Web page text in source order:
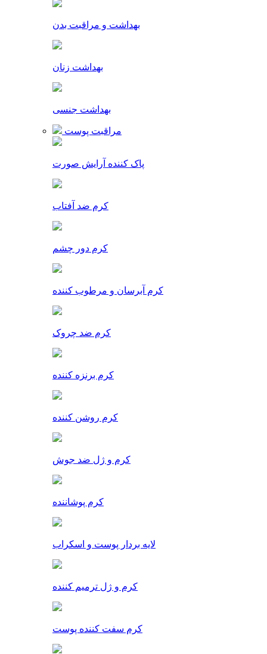
بهداشت و مراقبت بدن
بهداشت زنان
بهداشت جنسی
مراقبت پوست
پاک کننده آرایش صورت
کرم ضد آفتاب
کرم دور چشم
کرم آبرسان و مرطوب کننده
کرم ضد چروک
کرم برنزه کننده
کرم روشن کننده
کرم و ژل ضد جوش
کرم پوشاننده
لایه بردار پوست و اسکراب
کرم و ژل ترمیم کننده
کرم سفت کننده پوست